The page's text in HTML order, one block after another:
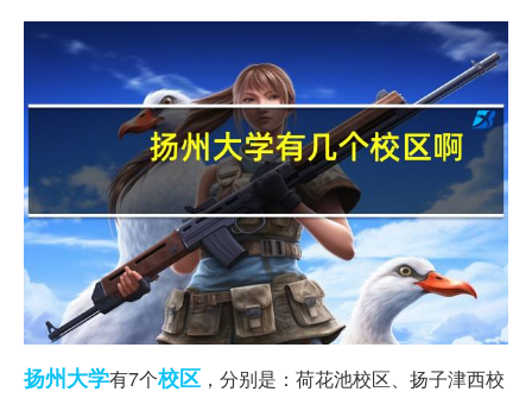
扬州大学有7个校区 ，分别是：荷花池校区、扬子津西校